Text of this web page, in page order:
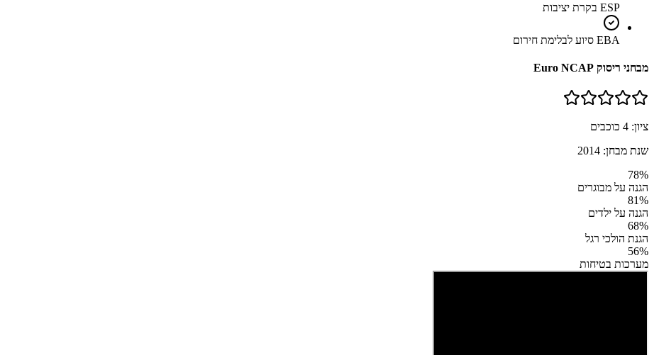
ESP בקרת יציבות
EBA סיוע לבלימת חירום
מבחני ריסוק Euro NCAP
ציון: 4 כוכבים
שנת מבחן: 2014
78%
הגנה על מבוגרים
81%
הגנה על ילדים
68%
הגנת הולכי רגל
56%
מערכות בטיחות